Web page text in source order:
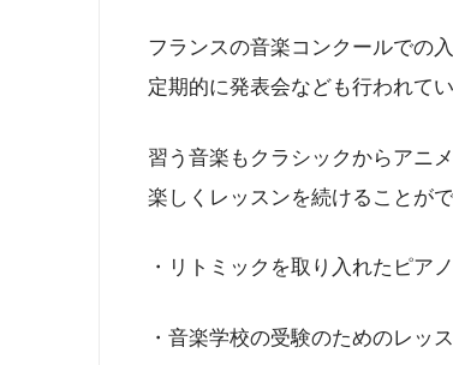
フランスの音楽コンクールでの
定期的に発表会なども行われて
習う音楽もクラシックからアニ
楽しくレッスンを続けることが
・リトミックを取り入れたピア
・音楽学校の受験のためのレッ